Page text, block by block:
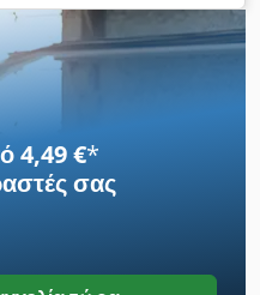
min; πίεση λειτουργίας:
DEUTZ 104 kW;
είναι πλήρως
με εγγύηση. Καθαρή τιμή:
Το μηχάνημα έχει
σύνδεσμοι για
4,49 €*
σας